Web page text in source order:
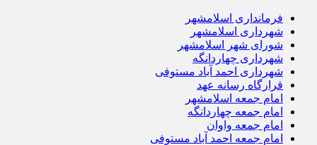
فرمانداری اسلامشهر
شهرداری اسلامشهر
شورای شهر اسلامشهر
شهرداری چهاردانگه
شهرداری احمد آباد مستوفی
قرارگاه رسانه عهد
امام جمعه اسلامشهر
امام جمعه چهاردانگه
امام جمعه واوان
امام جمعه احمد آباد مستوفی